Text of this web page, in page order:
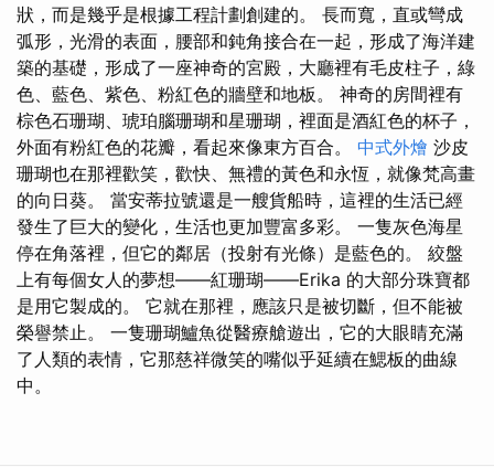
狀，而是幾乎是根據工程計劃創建的。 長而寬，直或彎成
弧形，光滑的表面，腰部和鈍角接合在一起，形成了海洋建
築的基礎，形成了一座神奇的宮殿，大廳裡有毛皮柱子，綠
色、藍色、紫色、粉紅色的牆壁和地板。 神奇的房間裡有
棕色石珊瑚、琥珀腦珊瑚和星珊瑚，裡面是酒紅色的杯子，
外面有粉紅色的花瓣，看起來像東方百合。 中式外燴 沙皮
珊瑚也在那裡歡笑，歡快、無禮的黃色和永恆，就像梵高畫
的向日葵。 當安蒂拉號還是一艘貨船時，這裡的生活已經
發生了巨大的變化，生活也更加豐富多彩。 一隻灰色海星
停在角落裡，但它的鄰居（投射有光條）是藍色的。 絞盤
上有每個女人的夢想——紅珊瑚——Erika 的大部分珠寶都
是用它製成的。 它就在那裡，應該只是被切斷，但不能被
榮譽禁止。 一隻珊瑚鱸魚從醫療艙遊出，它的大眼睛充滿
了人類的表情，它那慈祥微笑的嘴似乎延續在鰓板的曲線
中。